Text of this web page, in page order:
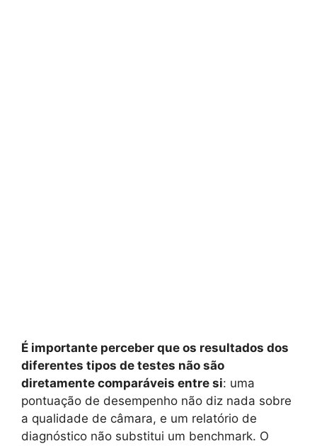
É importante perceber que os resultados dos
diferentes tipos de testes não são
diretamente comparáveis entre si: uma
pontuação de desempenho não diz nada sobre
a qualidade de câmara, e um relatório de
diagnóstico não substitui um benchmark. O